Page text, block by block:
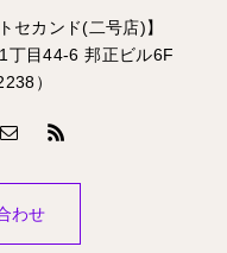
セカンド(二号店)】
丁目44-6 邦正ビル6F
）
わせ